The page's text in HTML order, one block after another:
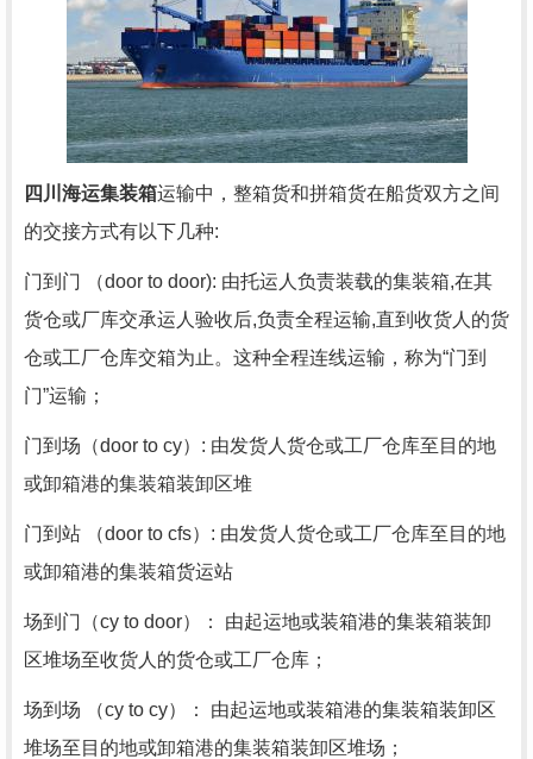
四川 海运集装箱运输中，整箱货和拼箱货在船货双方之间
的交接方式有以下几种:
门到门 （door to door): 由托运人负责装载的集装箱,在其
货仓或厂库交承运人验收后,负责全程运输,直到收货人的货
仓或工厂仓库交箱为止。这种全程连线运输，称为“门到
门”运输；
门到场（door to cy）: 由发货人货仓或工厂仓库至目的地
或卸箱港的集装箱装卸区堆
门到站 （door to cfs）: 由发货人货仓或工厂仓库至目的地
或卸箱港的集装箱货运站
场到门（cy to door）： 由起运地或装箱港的集装箱装卸
区堆场至收货人的货仓或工厂仓库；
场到场 （cy to cy）： 由起运地或装箱港的集装箱装卸区
堆场至目的地或卸箱港的集装箱装卸区堆场；